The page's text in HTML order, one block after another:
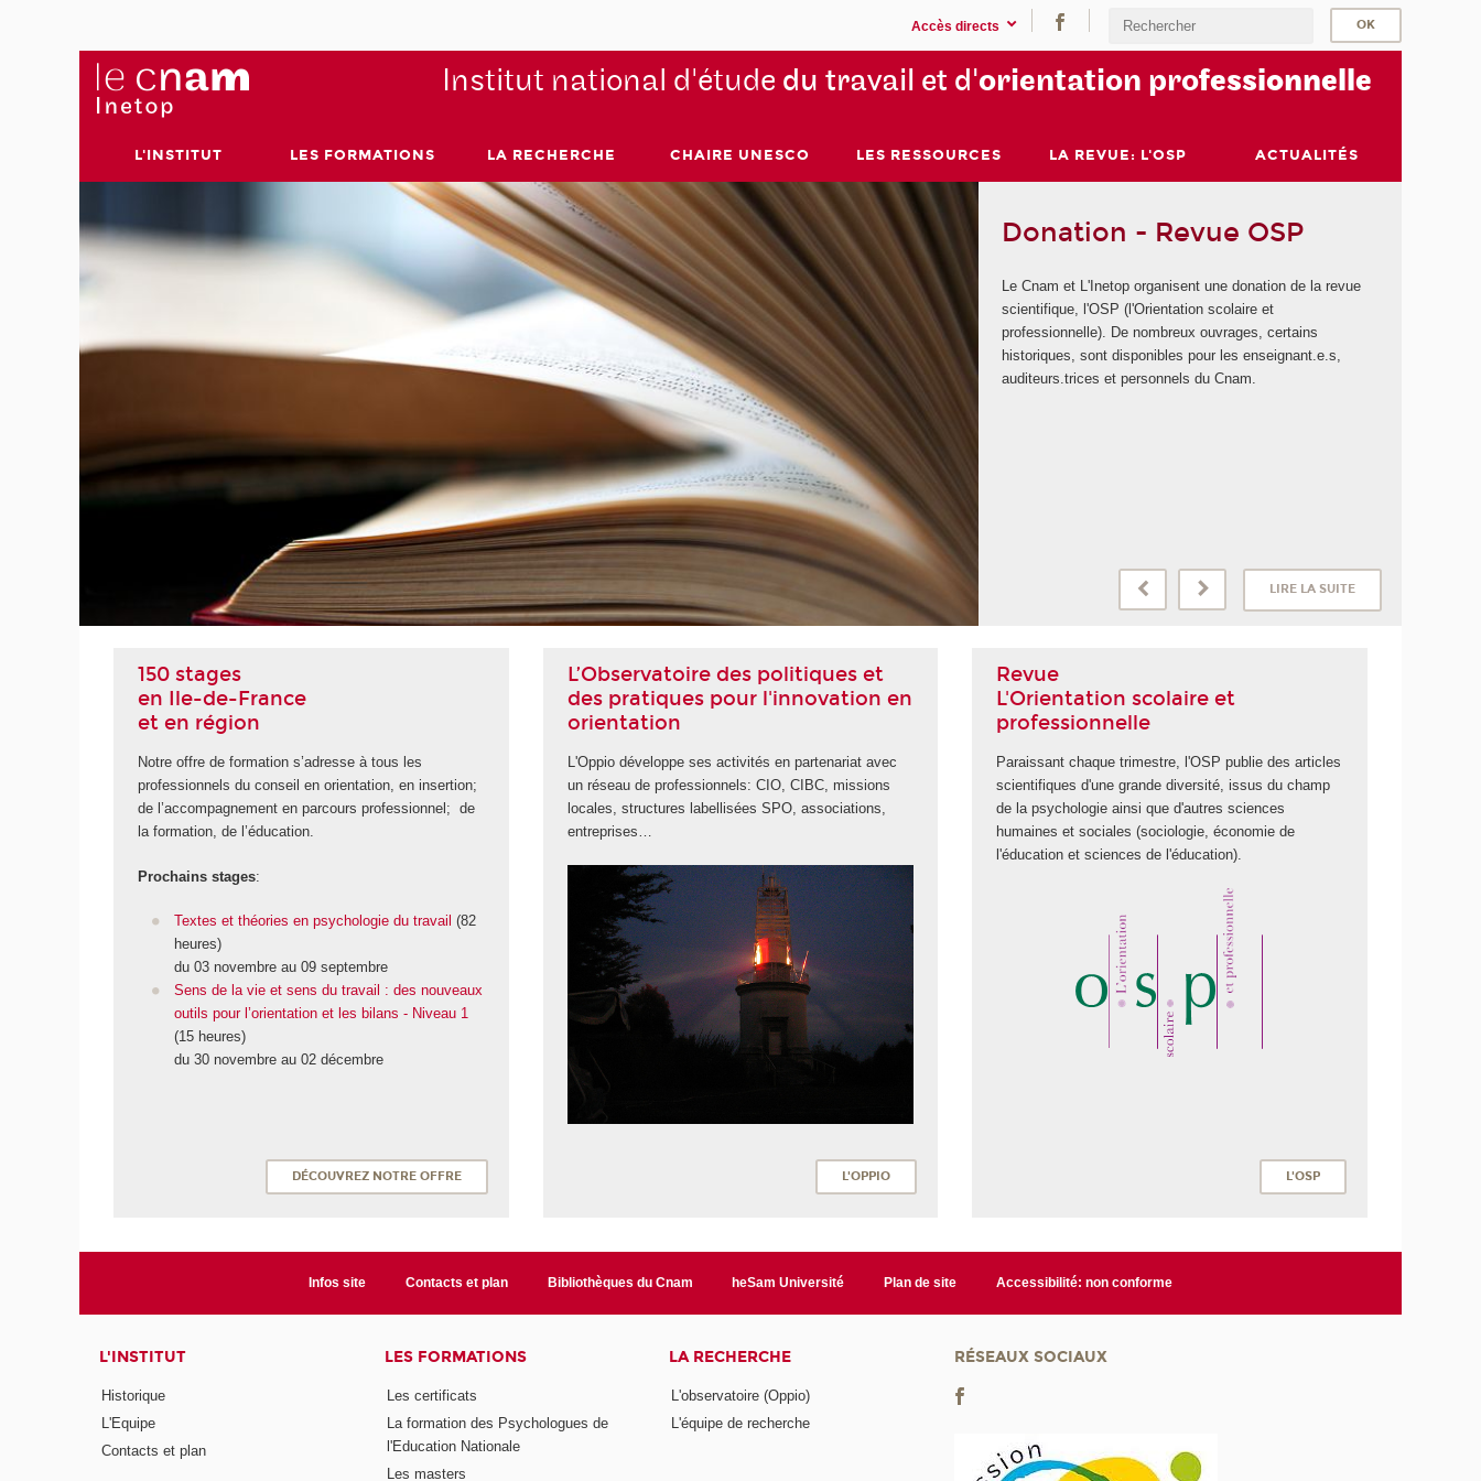
Accès directs
Institut national d'étude du travail et d'orientation professionnelle
L'INSTITUT LES FORMATIONS LA RECHERCHE CHAIRE UNESCO LES RESSOURCES LA REVUE: L'OSP ACTUALITÉS
Donation - Revue OSP
Le Cnam et L'Inetop organisent une donation de la revue
scientifique, l'OSP (l'Orientation scolaire et
professionnelle). De nombreux ouvrages, certains
historiques, sont disponibles pour les enseignant.e.s,
auditeurs.trices et personnels du Cnam.
LIRE LA SUITE
150 stages
en Ile-de-France
et en région
Notre offre de formation s’adresse à tous les
professionnels du conseil en orientation, en insertion;
de l’accompagnement en parcours professionnel; de
la formation, de l’éducation.
Prochains stages:
Textes et théories en psychologie du travail (82
heures)
du 03 novembre au 09 septembre
Sens de la vie et sens du travail : des nouveaux
outils pour l’orientation et les bilans - Niveau 1
(15 heures)
du 30 novembre au 02 décembre
DÉCOUVREZ NOTRE OFFRE
L’Observatoire des politiques et
des pratiques pour l'innovation en
orientation
L'Oppio développe ses activités en partenariat avec
un réseau de professionnels: CIO, CIBC, missions
locales, structures labellisées SPO, associations,
entreprises…
L'OPPIO
Revue
L'Orientation scolaire et
professionnelle
Paraissant chaque trimestre, l'OSP publie des articles
scientifiques d'une grande diversité, issus du champ
de la psychologie ainsi que d'autres sciences
humaines et sociales (sociologie, économie de
l'éducation et sciences de l'éducation).
L'OSP
Infos site Contacts et plan Bibliothèques du Cnam heSam Université Plan de site Accessibilité: non conforme
L'INSTITUT
Historique
L'Equipe
Contacts et plan
LES FORMATIONS
Les certificats
La formation des Psychologues de
l'Education Nationale
Les masters
LA RECHERCHE
L'observatoire (Oppio)
L'équipe de recherche
RÉSEAUX SOCIAUX